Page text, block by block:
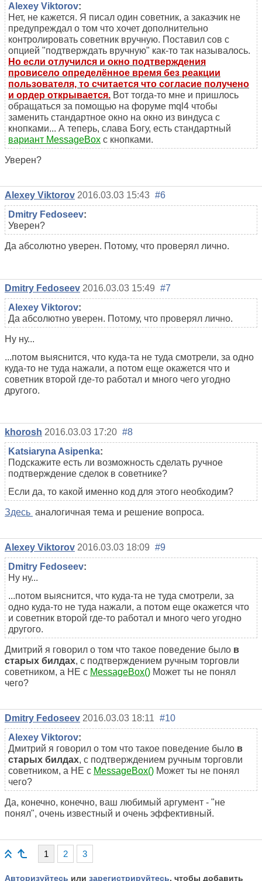
Alexey Viktorov:
Нет, не кажется. Я писал один советник, а заказчик не
предупреждал о том что хочет дополнительно
контролировать советник вручную. Поставил сов с
опцией "подтверждать вручную" как-то так называлось.
Но если отлучился и окно подтверждения
провисело определённое время без реакции
пользователя, то считается что согласие получено
и ордер открывается. Вот тогда-то мне и пришлось
обращаться за помощью на форуме mql4 чтобы
заменить стандартное окно на окно из виндуса с
кнопками... А теперь, слава Богу, есть стандартный
вариант MessageBox с кнопками.
Уверен?
Alexey Viktorov 2016.03.03 15:43 #6
Dmitry Fedoseev:
Уверен?
Да абсолютно уверен. Потому, что проверял лично.
Dmitry Fedoseev 2016.03.03 15:49 #7
Alexey Viktorov:
Да абсолютно уверен. Потому, что проверял лично.
Ну ну...
...потом выяснится, что куда-та не туда смотрели, за одно
куда-то не туда нажали, а потом еще окажется что и
советник второй где-то работал и много чего угодно
другого.
khorosh 2016.03.03 17:20 #8
Katsiaryna Asipenka:
Подскажите есть ли возможность сделать ручное
подтверждение сделок в советнике?
Если да, то какой именно код для этого необходим?
Здесь аналогичная тема и решение вопроса.
Alexey Viktorov 2016.03.03 18:09 #9
Dmitry Fedoseev:
Ну ну...
...потом выяснится, что куда-та не туда смотрели, за
одно куда-то не туда нажали, а потом еще окажется что
и советник второй где-то работал и много чего угодно
другого.
Дмитрий я говорил о том что такое поведение было в
старых билдах, с подтверждением ручным торговли
советником, а НЕ с MessageBox() Может ты не понял
чего?
Dmitry Fedoseev 2016.03.03 18:11 #10
Alexey Viktorov:
Дмитрий я говорил о том что такое поведение было в
старых билдах, с подтверждением ручным торговли
советником, а НЕ с MessageBox() Может ты не понял
чего?
Да, конечно, конечно, ваш любимый аргумент - "не
понял", очень известный и очень эффективный.
1 2 3
Авторизуйтесь или зарегистрируйтесь, чтобы добавить